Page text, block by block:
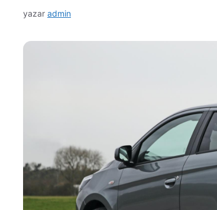
yazar admin